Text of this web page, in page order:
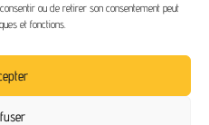
ou de retirer son consentement peut
et fonctions.